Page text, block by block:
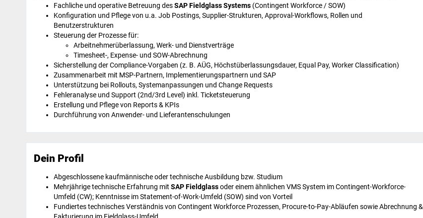
Fachliche und operative Betreuung desSAP Fieldglass Systems (Contingent Workforce / SOW)
Konfiguration und Pflege von u.a. Job Postings, Supplier-Strukturen, Approval-Workflows, Rollen und
Benutzerstrukturen
Steuerung der Prozesse für:
Arbeitnehmerüberlassung, Werk- und Dienstverträge
Timesheet-, Expense- und SOW-Abrechnung
Sicherstellung der Compliance-Vorgaben (z. B. AÜG, Höchstüberlassungsdauer, Equal Pay, Worker Classification)
Zusammenarbeit mit MSP-Partnern, Implementierungspartnern und SAP
Unterstützung bei Rollouts, Systemanpassungen und Change Requests
Fehleranalyse und Support (2nd/3rd Level) inkl. Ticketsteuerung
Erstellung und Pflege von Reports & KPIs
Durchführung von Anwender- und Lieferantenschulungen
Dein Profil
Abgeschlossene kaufmännische oder technische Ausbildung bzw. Studium
Mehrjährige technische Erfahrung mit SAP Fieldglassoder einem ähnlichen VMS System im Contingent-Workforce-
Umfeld (CW); Kenntnisse im Statement-of-Work-Umfeld (SOW) sind von Vorteil
Fundiertes technisches Verständnis von Contingent Workforce Prozessen, Procure-to-Pay-Abläufen sowie Abrechnung &